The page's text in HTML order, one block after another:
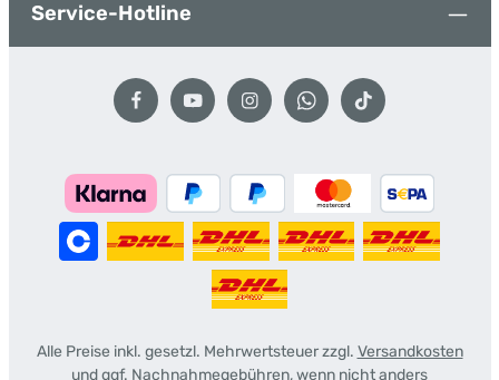
Service-Hotline
Alle Preise inkl. gesetzl. Mehrwertsteuer zzgl. Versandkosten
und ggf. Nachnahmegebühren, wenn nicht anders